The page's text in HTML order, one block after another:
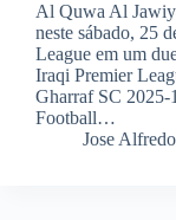
Al Quwa Al
neste sábado, 25
League em um
Iraqi Premier
Gharraf SC 2025-
Football…
Jose